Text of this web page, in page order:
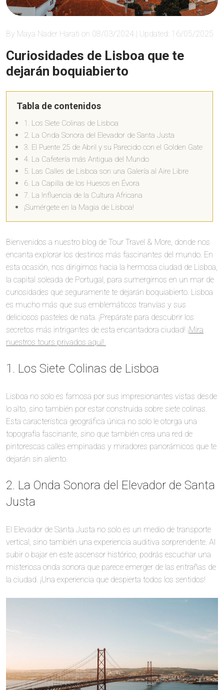
By Maya Nader Harati on 08/03/2024 | Updated: 16/05/2025
Curiosidades de Lisboa que te
dejarán boquiabierto
Tabla de contenidos
1. Los Siete Colinas de Lisboa
2. La Onda Sonora del Elevador de Santa Justa
3. El Puente 25 de Abril y su Parecido con el Golden Gate
4. La Cafetería más Antigua del Mundo
5. Las Calles de Lisboa son una Galería al Aire Libre
6. La Capilla de los Huesos en Évora
7. La Influencia de la Cultura Africana
¡Sumérgete en la Magia de Lisboa!
Bienvenidos a nuestro blog de Tour Travel & More, donde nos
encanta explorar los destinos más fascinantes del mundo. En
esta ocasión, nos dirigimos hacia la hermosa ciudad de Lisboa,
la capital soleada de Portugal, para sumergirnos en un mar de
curiosidades que seguramente te dejarán boquiabierto. Lisboa
es mucho más que sus emblemáticos tranvías y sus
deliciosos pasteles de nata. ¡Prepárate para descubrir los
secretos más intrigantes de esta encantadora ciudad! ¡Mira
nuestros tours privados aquí!
1. Los Siete Colinas de Lisboa
Lisboa no solo es famosa por sus impresionantes vistas desde
lo alto, sino también por estar construida sobre siete colinas.
Esta característica geográfica única no solo le otorga una
topografía fascinante, sino que también crea una red de
pintorescas calles empinadas y miradores panorámicos que te
dejarán sin aliento.
2. La Onda Sonora del Elevador de Santa
Justa
El Elevador de Santa Justa no solo es un medio de transporte
vertical, sino también una experiencia auditiva sorprendente. Al
subir o bajar en este ascensor histórico, podrás escuchar una
misteriosa onda sonora que parece emerger de las entrañas de
la ciudad. ¡Una experiencia que despierta todos los sentidos!